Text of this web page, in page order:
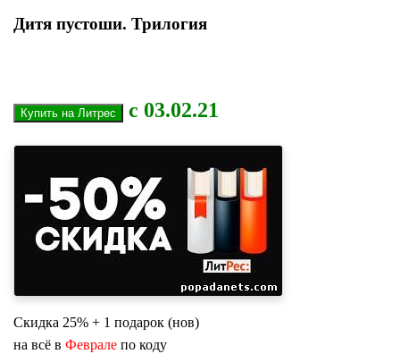
Дитя пустоши. Трилогия
с 03.02.21
Скидка 25% + 1 подарок (нов)
на всё в Феврале по коду